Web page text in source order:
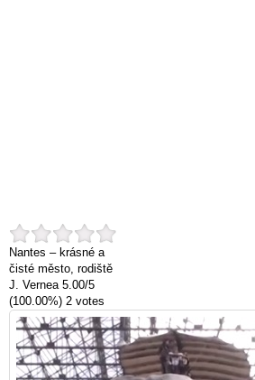
Nantes – krásné a
čisté město, rodiště
J. Vernea 5.00/5
(100.00%) 2 votes